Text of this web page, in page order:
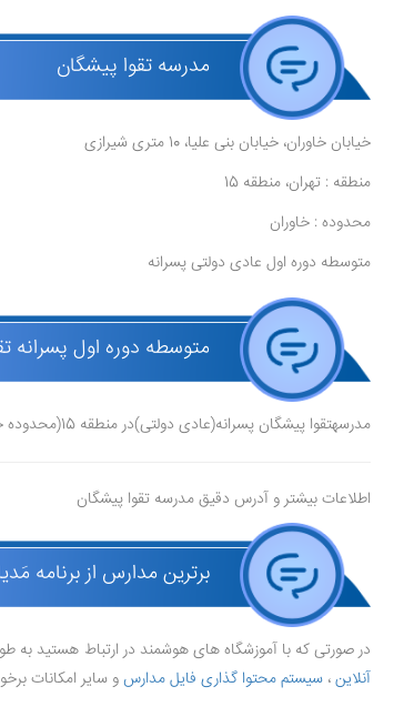
مدرسه تقوا پیشگان
خیابان خاوران، خیابان بنی علیا، 10 متری شیرازی
منطقه : تهران، منطقه 15
محدوده : خاوران
متوسطه دوره اول عادی دولتی پسرانه
متوسطه دوره اول پسرانه
مدرسهتقوا پیشگان پسرانه(عادی دولتی)در منطقه 15(محدوده خاوران) در شهر تهرانقرار دارد.
اطلاعات بیشتر و آدرس دقیق مدرسه تقوا پیشگان
برترین مدارس از برنامه
در صورتی که با آموزشگاه های هوشمند در ارتباط هستید به
آنلاین، سیستم محتوا گذاری فایل مدارسو سایر امکانات